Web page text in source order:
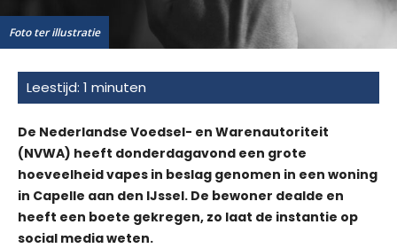
Foto ter illustratie
De Nederlandse Voedsel- en Warenautoriteit
(NVWA) heeft donderdagavond een grote
hoeveelheid vapes in beslag genomen in een woning
in Capelle aan den IJssel. De bewoner dealde en
heeft een boete gekregen, zo laat de instantie op
social media weten.